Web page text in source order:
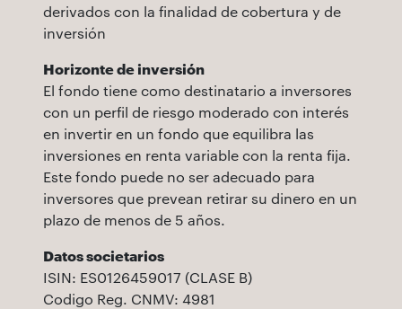
derivados con la finalidad de cobertura y de
inversión
Horizonte de inversión
El fondo tiene como destinatario a inversores
con un perfil de riesgo moderado con interés
en invertir en un fondo que equilibra las
inversiones en renta variable con la renta fija.
Este fondo puede no ser adecuado para
inversores que prevean retirar su dinero en un
plazo de menos de 5 años.
Datos societarios
ISIN: ES0126459017 (CLASE B)
Codigo Reg. CNMV: 4981